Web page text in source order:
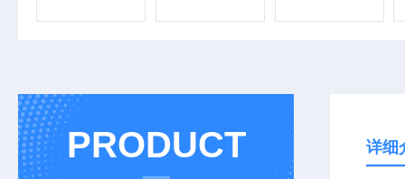
PRODUCT 详细